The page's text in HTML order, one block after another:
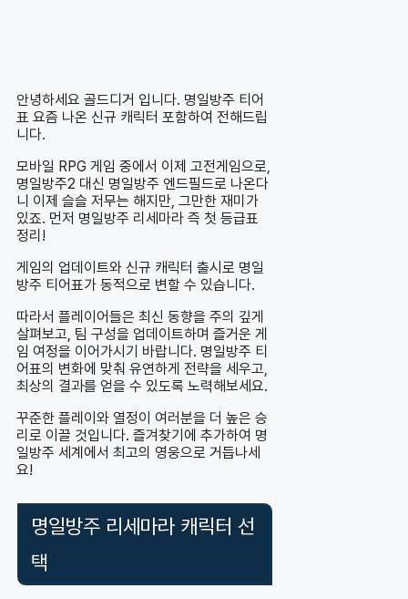
안녕하세요 골드디거 입니다. 명일방주 티어
표 요즘 나온 신규 캐릭터 포함하여 전해드립
니다.
모바일 RPG 게임 중에서 이제 고전게임으로,
명일방주2 대신 명일방주 엔드필드로 나온다
니 이제 슬슬 저무는 해지만, 그만한 재미가
있죠. 먼저 명일방주 리세마라 즉 첫 등급표
정리!
게임의 업데이트와 신규 캐릭터 출시로 명일
방주 티어표가 동적으로 변할 수 있습니다.
따라서 플레이어들은 최신 동향을 주의 깊게
살펴보고, 팀 구성을 업데이트하며 즐거운 게
임 여정을 이어가시기 바랍니다. 명일방주 티
어표의 변화에 맞춰 유연하게 전략을 세우고,
최상의 결과를 얻을 수 있도록 노력해보세요.
꾸준한 플레이와 열정이 여러분을 더 높은 승
리로 이끌 것입니다. 즐겨찾기에 추가하여 명
일방주 세계에서 최고의 영웅으로 거듭나세
요!
명일방주 리세마라 캐릭터 선
택